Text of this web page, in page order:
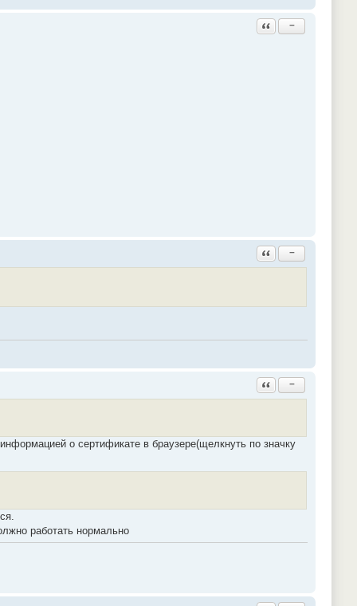
Ответить с цитатой
−
Ответить с цитатой
−
Ответить с цитатой
−
о сертификате в браузере(щелкнуть по значку
работать нормально